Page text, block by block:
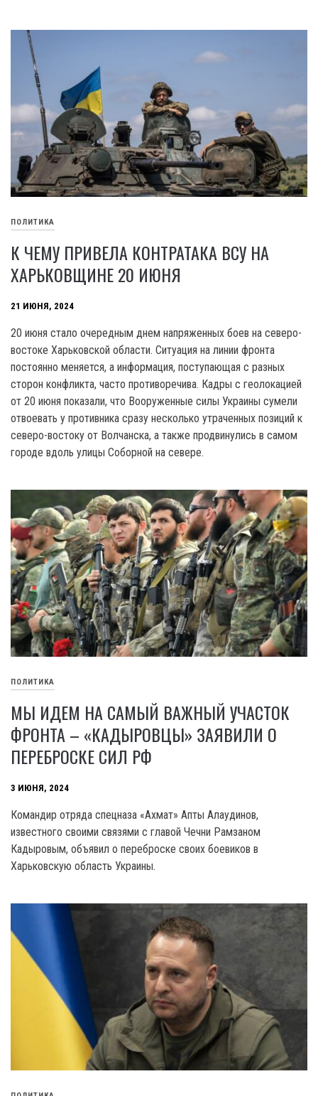
ПОЛИТИКА
К ЧЕМУ ПРИВЕЛА КОНТРАТАКА ВСУ НА
ХАРЬКОВЩИНЕ 20 ИЮНЯ
21 ИЮНЯ, 2024
20 июня стало очередным днем напряженных боев на северо-
востоке Харьковской области. Ситуация на линии фронта
постоянно меняется, а информация, поступающая с разных
сторон конфликта, часто противоречива. Кадры с геолокацией
от 20 июня показали, что Вооруженные силы Украины сумели
отвоевать у противника сразу несколько утраченных позиций к
северо-востоку от Волчанска, а также продвинулись в самом
городе вдоль улицы Соборной на севере.
ПОЛИТИКА
МЫ ИДЕМ НА САМЫЙ ВАЖНЫЙ УЧАСТОК
ФРОНТА – «КАДЫРОВЦЫ» ЗАЯВИЛИ О
ПЕРЕБРОСКЕ СИЛ РФ
3 ИЮНЯ, 2024
Командир отряда спецназа «Ахмат» Апты Алаудинов,
известного своими связями с главой Чечни Рамзаном
Кадыровым, объявил о переброске своих боевиков в
Харьковскую область Украины.